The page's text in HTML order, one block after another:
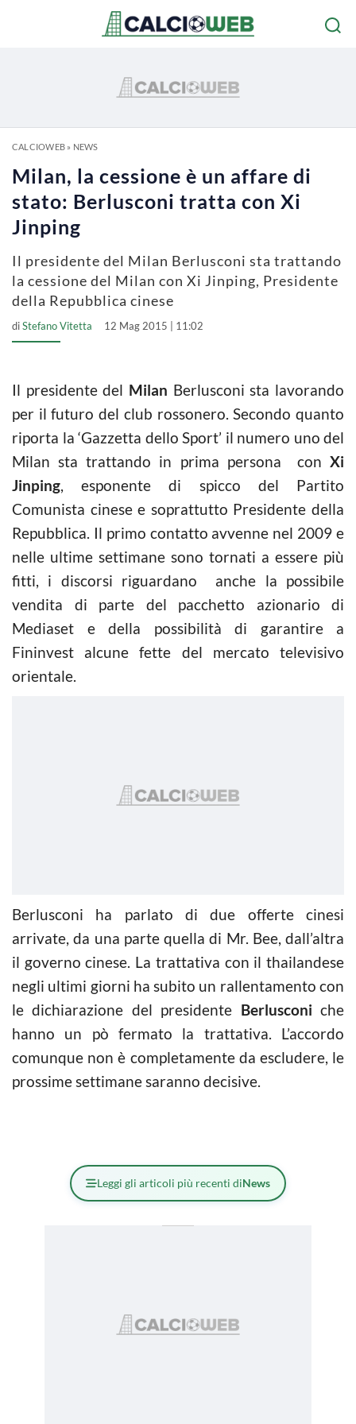
CALCIOWEB» NEWS
Milan, la cessione è un affare di
stato: Berlusconi tratta con Xi
Jinping
Il presidente del Milan Berlusconi sta trattando
la cessione del Milan con Xi Jinping, Presidente
della Repubblica cinese
diStefano Vitetta 12 Mag 2015 | 11:02
Il presidente del Milan Berlusconi sta lavorando
per il futuro del club rossonero. Secondo quanto
riporta la ‘Gazzetta dello Sport’ il numero uno del
Milan sta trattando in prima persona con Xi
Jinping, esponente di spicco del Partito
Comunista cinese e soprattutto Presidente della
Repubblica. Il primo contatto avvenne nel 2009 e
nelle ultime settimane sono tornati a essere più
fitti, i discorsi riguardano anche la possibile
vendita di parte del pacchetto azionario di
Mediaset e della possibilità di garantire a
Fininvest alcune fette del mercato televisivo
orientale.
Berlusconi ha parlato di due offerte cinesi
arrivate, da una parte quella di Mr. Bee, dall’altra
il governo cinese. La trattativa con il thailandese
negli ultimi giorni ha subito un rallentamento con
le dichiarazione del presidente Berlusconi che
hanno un pò fermato la trattativa. L’accordo
comunque non è completamente da escludere, le
prossime settimane saranno decisive.
Leggi gli articoli più recenti diNews